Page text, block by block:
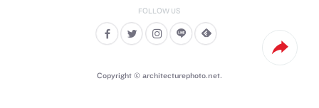
Copyright © architecturephoto.net.